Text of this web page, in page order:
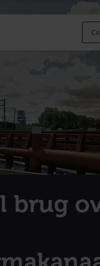
brug